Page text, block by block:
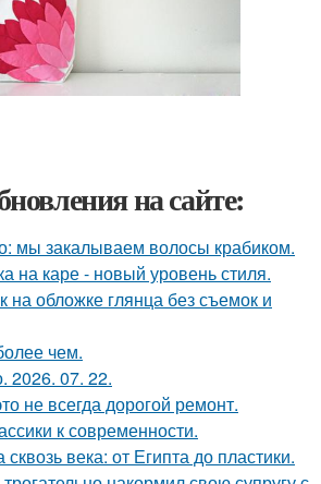
на сайте:
мы закалываем волосы крабиком.
на каре - новый уровень стиля.
на обложке глянца без съемок и
чем.
2026. 07. 22.
не всегда дорогой ремонт.
к современности.
века: от Египта до пластики.